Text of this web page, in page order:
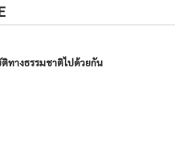
ทางธรรมชาติไปด้วยกัน